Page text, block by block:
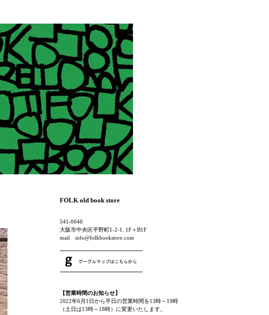
FOLK old book store
541-0046
大阪市中央区平野町1-2-1. 1F＋B1F
mail info@folkbookstore.com
【営業時間のお知らせ】
2022年6月1日から平日の営業時間を13時～19時
（土日は13時～18時）に変更いたします。